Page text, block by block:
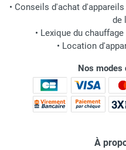
• Conseils d'achat
de
• Lexique du
• Location
Nos modes
À